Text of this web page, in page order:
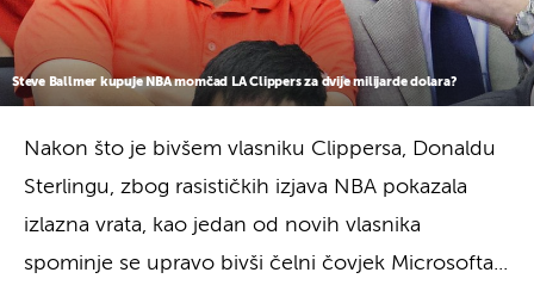
Steve Ballmer kupuje NBA momčad LA Clippers za dvije milijarde dolara?
Nakon što je bivšem vlasniku Clippersa, Donaldu
Sterlingu, zbog rasističkih izjava NBA pokazala
izlazna vrata, kao jedan od novih vlasnika
spominje se upravo bivši čelni čovjek Microsofta...